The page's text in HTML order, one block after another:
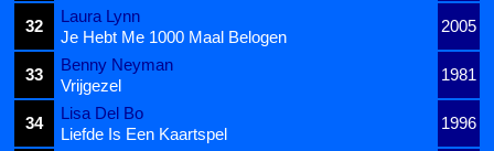
32
Laura Lynn
2005
Je Hebt Me 1000 Maal Belogen
33
Benny Neyman
1981
Vrijgezel
34
Lisa Del Bo
1996
Liefde Is Een Kaartspel